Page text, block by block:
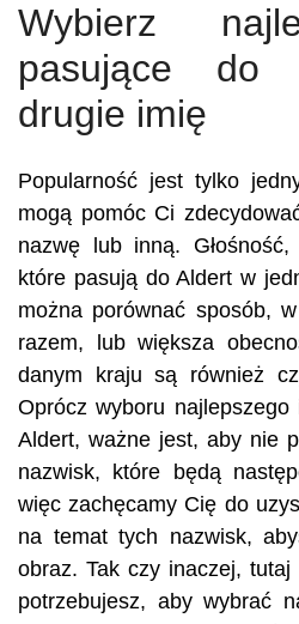
Wybierz
pasujące do
drugie imię
Popularność jest tylko
mogą pomóc Ci
nazwę lub inną.
które pasują do Aldert w
można porównać sposób,
razem, lub większa
danym kraju są również
Oprócz wyboru
Aldert, ważne jest, aby nie
nazwisk, które będą
więc zachęcamy Cię do
na temat tych nazwisk,
obraz. Tak czy inaczej,
potrzebujesz, aby wybrać